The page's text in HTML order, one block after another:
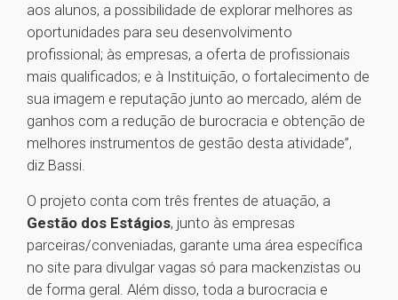
aos alunos, a possibilidade de explorar melhores as
oportunidades para seu desenvolvimento
profissional; às empresas, a oferta de profissionais
mais qualificados; e à Instituição, o fortalecimento de
sua imagem e reputação junto ao mercado, além de
ganhos com a redução de burocracia e obtenção de
melhores instrumentos de gestão desta atividade”,
diz Bassi.
O projeto conta com três frentes de atuação, a
Gestão dos Estágios, junto às empresas
parceiras/conveniadas, garante uma área específica
no site para divulgar vagas só para mackenzistas ou
de forma geral. Além disso, toda a burocracia e